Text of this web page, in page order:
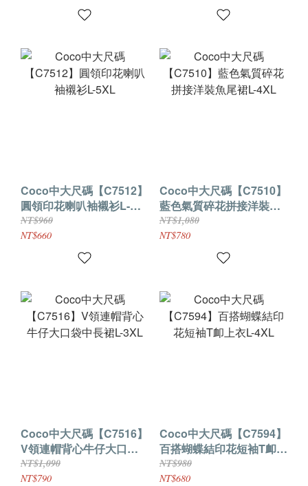
Coco中大尺碼【C7512】
圓領印花喇叭袖襯衫L-
5XL
NT$960
NT$660
Coco中大尺碼【C7510】
藍色氣質碎花拼接洋裝魚
尾裙L-4XL
NT$1,080
NT$780
Coco中大尺碼【C7516】
V領連帽背心牛仔大口袋
中長裙L-3XL
NT$1,090
NT$790
Coco中大尺碼【C7594】
百搭蝴蝶結印花短袖T卹上
衣L-4XL
NT$980
NT$680